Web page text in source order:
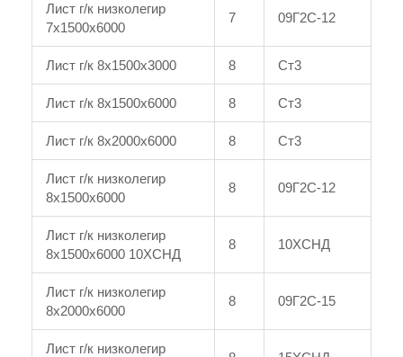
Лист г/к низколегир
7x1500x6000
7 09Г2С-12
Лист г/к 8x1500x3000 8 Ст3
Лист г/к 8x1500x6000 8 Ст3
Лист г/к 8x2000x6000 8 Ст3
Лист г/к низколегир
8x1500x6000
8 09Г2С-12
Лист г/к низколегир
8x1500x6000 10ХСНД
8 10ХСНД
Лист г/к низколегир
8x2000x6000
8 09Г2С-15
Лист г/к низколегир